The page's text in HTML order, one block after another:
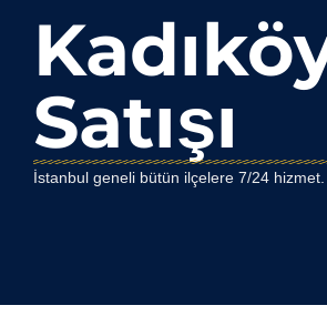
Satışı
İstanbul geneli bütün ilçelere 7/24 hizmet.